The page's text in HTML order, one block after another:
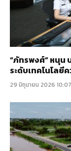
“ภัทรพงศ์” หนุน
ระดับเทคโนโลยี
29 มิถุนายน 2026